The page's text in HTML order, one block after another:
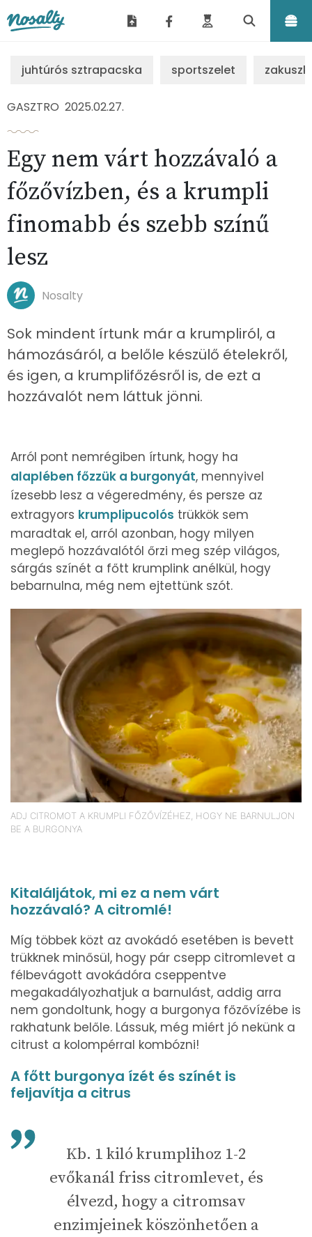
juhtúrós sztrapacska sportszelet
GASZTRO 2025.02.27.
Egy nem várt hozzávaló a
főzővízben, és a krumpli
finomabb és szebb színű
lesz
Nosalty
Sok mindent írtunk már a krumpliról, a
hámozásáról, a belőle készülő ételekről,
és igen, a krumplifőzésről is, de ezt a
hozzávalót nem láttuk jönni.
Arról pont nemrégiben írtunk, hogy ha
alaplében főzzük a burgonyát, mennyivel
ízesebb lesz a végeredmény, és persze az
extragyors krumplipucolós trükkök sem
maradtak el, arról azonban, hogy milyen
meglepő hozzávalótól őrzi meg szép világos,
sárgás színét a főtt krumplink anélkül, hogy
bebarnulna, még nem ejtettünk szót.
ADJ CITROMOT A KRUMPLI FŐZŐVÍZÉHEZ, HOGY NE BARNULJON
BE A BURGONYA
Kitaláljátok, mi ez a nem várt
hozzávaló? A citromlé!
Míg többek közt az avokádó esetében is bevett
trükknek minősül, hogy pár csepp citromlevet a
félbevágott avokádóra cseppentve
megakadályozhatjuk a barnulást, addig arra
nem gondoltunk, hogy a burgonya főzővízébe is
rakhatunk belőle. Lássuk, még miért jó nekünk a
citrust a kolompérral kombózni!
A főtt burgonya ízét és színét is
feljavítja a citrus
Kb. 1 kiló krumplihoz 1-2
evőkanál friss citromlevet, és
élvezd, hogy a citromsav
enzimjeinek köszönhetően a